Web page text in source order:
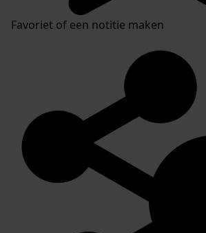
Favoriet of een notitie maken